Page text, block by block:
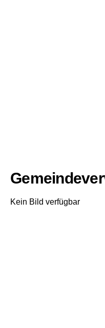
Kein Bild verfügbar